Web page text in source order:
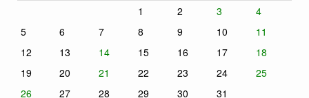
1
2 3
4
5
6 7 8 9 10
11
12
13 14 15 16 17
18
19
20 21 22 23 24
25
26
27 28 29 30 31